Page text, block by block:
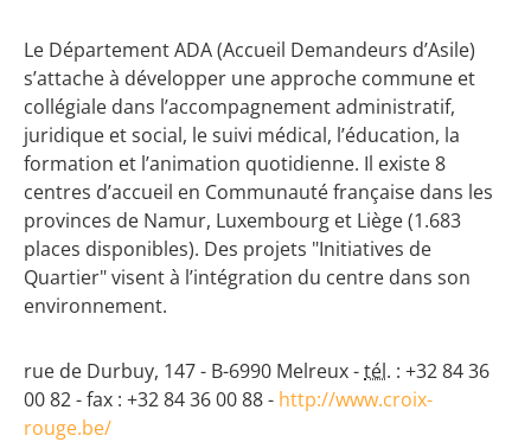
Le Département ADA (Accueil Demandeurs d’Asile)
s’attache à développer une approche commune et
collégiale dans l’accompagnement administratif,
juridique et social, le suivi médical, l’éducation, la
formation et l’animation quotidienne. Il existe 8
centres d’accueil en Communauté française dans les
provinces de Namur, Luxembourg et Liège (1.683
places disponibles). Des projets "Initiatives de
Quartier" visent à l’intégration du centre dans son
environnement.
rue de Durbuy, 147 - B-6990 Melreux -tél. : +32 84 36
00 82 - fax : +32 84 36 00 88 - http://www.croix-
rouge.be/